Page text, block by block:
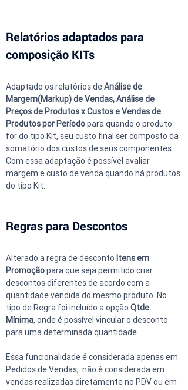
Relatórios adaptados para
composição KITs
Adaptado os relatórios de Análise de
Margem(Markup) de Vendas, Análise de
Preços de Produtos x Custos e Vendas de
Produtos por Período para quando o produto
for do tipo Kit, seu custo final ser composto da
somatório dos custos de seus componentes.
Com essa adaptação é possível avaliar
margem e custo de venda quando há produtos
do tipo Kit.
Regras para Descontos
Alterado a regra de desconto Itens em
Promoção para que seja permitido criar
descontos diferentes de acordo com a
quantidade vendida do mesmo produto. No
tipo de Regra foi incluído a opção Qtde.
Mínima, onde é possível vincular o desconto
para uma determinada quantidade.
Essa funcionalidade é considerada apenas em
Pedidos de Vendas,  não é considerada em
vendas realizadas diretamente no PDV ou em